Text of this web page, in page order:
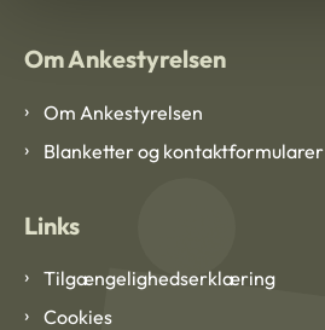
Om Ankestyrelsen
Om Ankestyrelsen
Blanketter og kontaktformularer
Links
Tilgængelighedserklæring
Cookies